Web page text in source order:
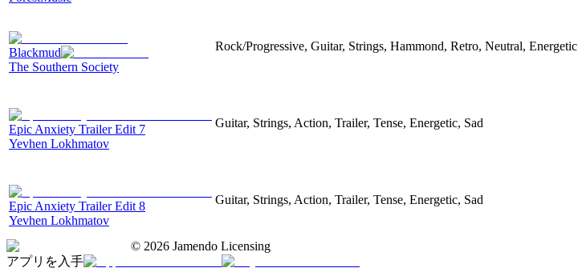
Blackmud
The Southern Society
Rock/Progressive, Guitar, Strings, Hammond, Retro, Neutral, Energetic
Epic Anxiety Trailer Edit 7
Yevhen Lokhmatov
Guitar, Strings, Action, Trailer, Tense, Energetic, Sad
Epic Anxiety Trailer Edit 8
Yevhen Lokhmatov
Guitar, Strings, Action, Trailer, Tense, Energetic, Sad
© 2026 Jamendo Licensing
アプリを入手